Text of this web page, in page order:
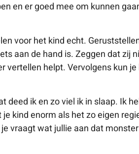
en er goed mee om kunnen
voor het kind echt.
aan de hand is. Zeggen dat zij
vertellen helpt. Vervolgens kun je
deed ik en zo viel ik in slaap. Ik
kind enorm als het zo eigen
vraagt wat jullie aan dat monster